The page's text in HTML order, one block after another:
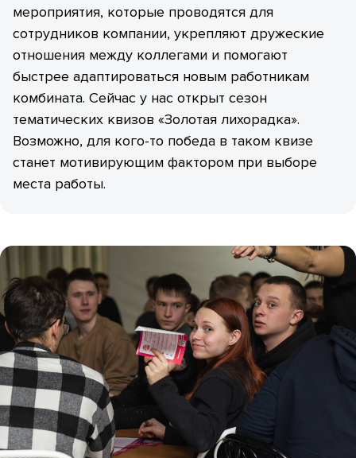
мероприятия, которые проводятся для
сотрудников компании, укрепляют дружеские
отношения между коллегами и помогают
быстрее адаптироваться новым работникам
комбината. Сейчас у нас открыт сезон
тематических квизов «Золотая лихорадка».
Возможно, для кого-то победа в таком квизе
станет мотивирующим фактором при выборе
места работы.